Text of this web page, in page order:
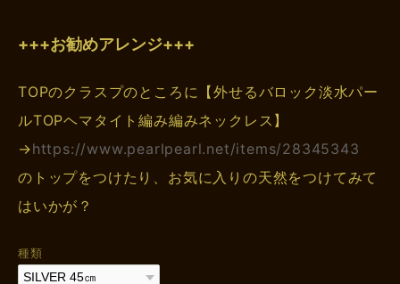
+++お勧めアレンジ+++
TOPのクラスプのところに【外せるバロック淡水パー
ルTOPヘマタイト編み編みネックレス】
→https://www.pearlpearl.net/items/28345343
のトップをつけたり、お気に入りの天然をつけてみて
はいかが？
種類